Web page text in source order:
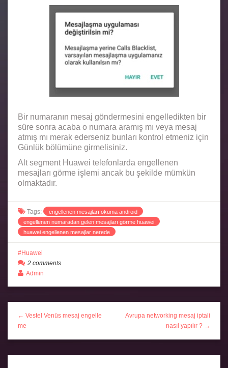
Bir numaranın mesaj göndermesini engelledikten bir
süre sonra acaba o numara aramış mı veya mesaj
atmış mı merak ederseniz bunları kontrol etmeniz için
Günlük bölümüne girmelisiniz.
Alt segment Huawei telefonlarda engellenen
mesajları görme işlemi ancak bu şekilde mümkün
olmaktadır.
Tags:
engellenen mesajları okuma android
engellenen numaradan gelen mesajları görme huawei
huawei engellenen mesajlar nerede
Huawei
2 comments
Admin
← Vestel Venüs mesaj engelle
me
Avrupa networking mesaj iptali
nasıl yapılır ? →